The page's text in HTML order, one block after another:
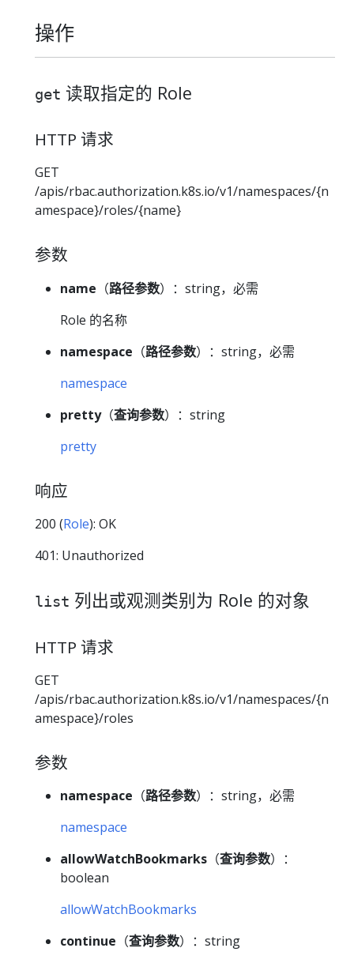
操作
get 读取指定的 Role
HTTP 请求
GET
/apis/rbac.authorization.k8s.io/v1/namespaces/{n
amespace}/roles/{name}
参数
name （路径参数）：string，必需
Role 的名称
namespace （路径参数）：string，必需
namespace
pretty（查询参数）：string
pretty
响应
200 (Role): OK
401: Unauthorized
list 列出或观测类别为 Role 的对象
HTTP 请求
GET
/apis/rbac.authorization.k8s.io/v1/namespaces/{n
amespace}/roles
参数
namespace （路径参数）：string，必需
namespace
allowWatchBookmarks （查询参数）：
boolean
allowWatchBookmarks
continue （查询参数）：string